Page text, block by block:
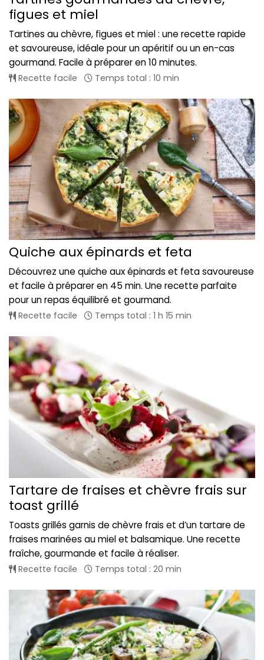
figues et miel
Tartines au chèvre, figues et miel : une recette rapide
et savoureuse, idéale pour un apéritif ou un en-cas
gourmand. Facile à préparer en 10 minutes.
Recette facile Temps total : 10 min
Quiche aux épinards et feta
Découvrez une quiche aux épinards et feta savoureuse
et facile à préparer en 45 min. Une recette parfaite
pour un repas équilibré et gourmand.
Recette facile Temps total : 1 h 15 min
Tartare de fraises et chèvre frais sur
toast grillé
Toasts grillés garnis de chèvre frais et d’un tartare de
fraises marinées au miel et balsamique. Une recette
fraîche, gourmande et facile à réaliser.
Recette facile Temps total : 20 min